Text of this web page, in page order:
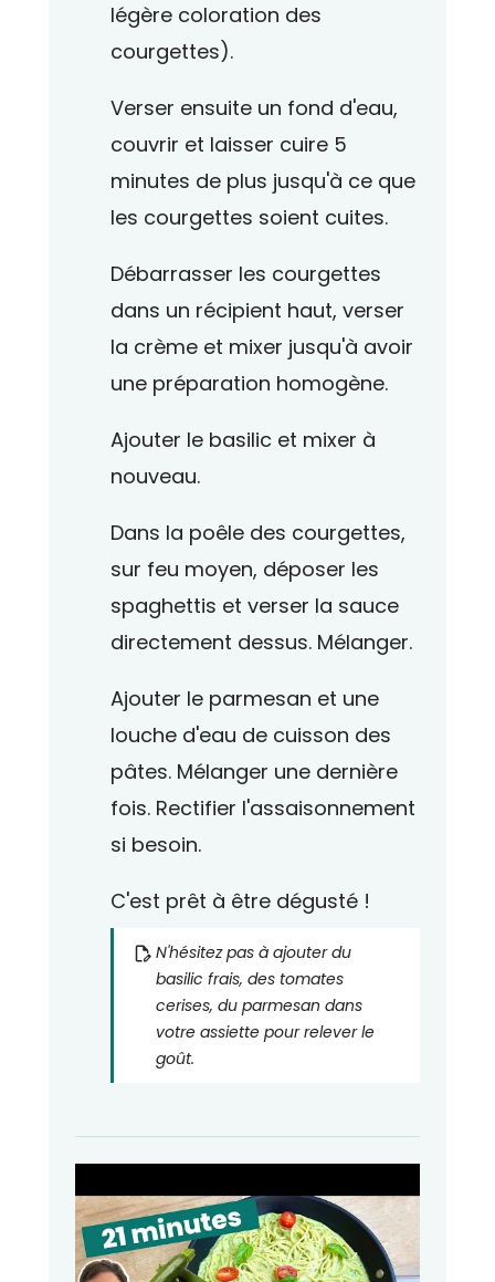
légère coloration des
courgettes).
Verser ensuite un fond d'eau,
couvrir et laisser cuire 5
minutes de plus jusqu'à ce que
les courgettes soient cuites.
Débarrasser les courgettes
dans un récipient haut, verser
la crème et mixer jusqu'à avoir
une préparation homogène.
Ajouter le basilic et mixer à
nouveau.
Dans la poêle des courgettes,
sur feu moyen, déposer les
spaghettis et verser la sauce
directement dessus. Mélanger.
Ajouter le parmesan et une
louche d'eau de cuisson des
pâtes. Mélanger une dernière
fois. Rectifier l'assaisonnement
si besoin.
C'est prêt à être dégusté !
N'hésitez pas à ajouter du
basilic frais, des tomates
cerises, du parmesan dans
votre assiette pour relever le
goût.